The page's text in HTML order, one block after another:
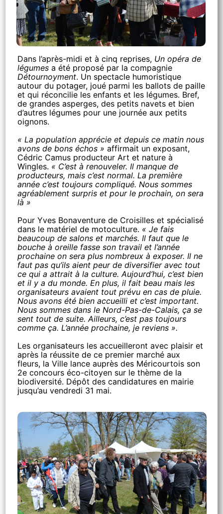
Dans l’après-midi et à cinq reprises, Un opéra de
légumesa été proposé par la compagnie
Détournoyment. Un spectacle humoristique
autour du potager, joué parmi les ballots de paille
et qui réconcilie les enfants et les légumes. Bref,
de grandes asperges, des petits navets et bien
d’autres légumes pour une journée aux petits
oignons.
« La population apprécie et depuis ce matin nous
avons de bons échos » affirmait un exposant,
Cédric Camus producteur Art et nature à
Wingles. « C’est à renouveler. Il manque de
producteurs, mais c’est normal. La première
année c’est toujours compliqué. Nous sommes
agréablement surpris et pour le prochain, on sera
là »
Pour Yves Bonaventure de Croisilles et spécialisé
dans le matériel de motoculture. « Je fais
beaucoup de salons et marchés. Il faut que le
bouche à oreille fasse son travail et l’année
prochaine on sera plus nombreux à exposer. Il ne
faut pas qu’ils aient peur de diversifier avec tout
ce qui a attrait à la culture. Aujourd’hui, c’est bien
et il y a du monde. En plus, il fait beau mais les
organisateurs avaient tout prévu en cas de pluie.
Nous avons été bien accueilli et c’est important.
Nous sommes dans le Nord-Pas-de-Calais, ça se
sent tout de suite. Ailleurs, c’est pas toujours
comme ça. L’année prochaine, je reviens ».
Les organisateurs les accueilleront avec plaisir et
après la réussite de ce premier marché aux
fleurs, la Ville lance auprès des Méricourtois son
2e concours éco-citoyen sur le thème de la
biodiversité. Dépôt des candidatures en mairie
jusqu’au vendredi 31 mai.